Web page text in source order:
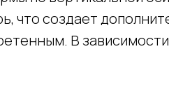
что создает
В